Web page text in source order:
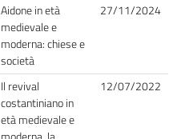
Aidone in età
medievale e
moderna: chiese e
società
27/11/2024
Il revival
costantiniano in
età medievale e
12/07/2022